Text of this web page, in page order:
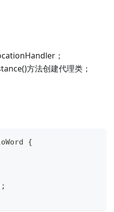
；
方法创建代理类；
{